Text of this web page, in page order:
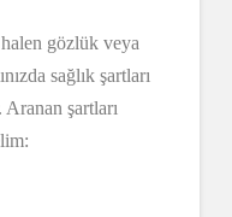
gözlük veya
sağlık şartları
şartları